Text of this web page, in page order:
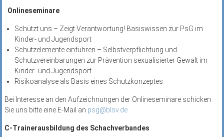
Onlineseminare
Schützt uns – Zeigt Verantwortung! Basiswissen zur PsG im
Kinder- und Jugendsport
Schutzelemente einführen – Selbstverpflichtung und
Schutzvereinbarungen zur Prävention sexualisierter Gewalt im
Kinder- und Jugendsport
Risikoanalyse als Basis eines Schutzkonzeptes
Bei Interesse an den Aufzeichnungen der Onlineseminare schicken
Sie uns bitte eine E-Mail an psg@blsv.de
C-Trainerausbildung des Schachverbandes